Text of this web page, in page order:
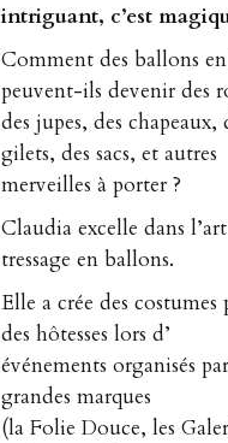
intriguant, c’est
Comment des ballons
peuvent-ils devenir des
des jupes, des chapeaux,
gilets, des sacs, et autres
merveilles à porter ?
Claudia excelle dans
tressage en ballons.
Elle a crée des costumes
des hôtesses lors d’
événements organisés
grandes marques
(la Folie Douce, les